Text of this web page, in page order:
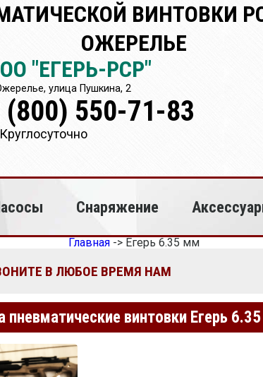
ВИНТОВКИ
ОЖЕРЕЛЬЕ
"ЕГЕРЬ-РСР"
улица Пушкина, 2
(800) 550-71-83
Круглосуточно
Снаряжение
Главная -> Егерь 6.35 мм
В ЛЮБОЕ ВРЕМЯ НАМ
пневматические винтовки Егерь